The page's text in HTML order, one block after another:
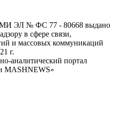
ЭЛ № ФС 77 - 80668 выдано
в сфере связи,
и массовых коммуникаций
г.
аналитический портал
MASHNEWS»